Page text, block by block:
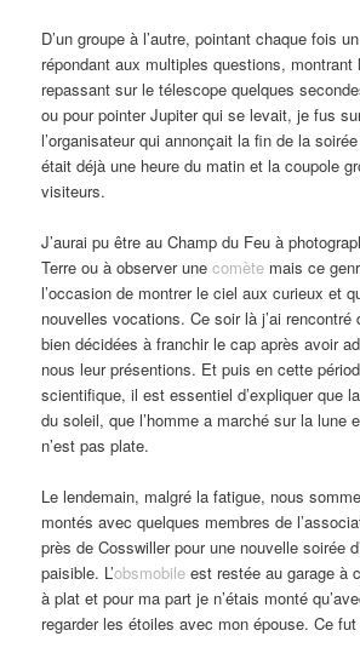
D’un groupe à l’autre, pointant chaque fois
répondant aux multiples questions, montrant
repassant sur le télescope quelques
ou pour pointer Jupiter qui se levait, je fus
l’organisateur qui annonçait la fin de la
était déjà une heure du matin et la coupole
visiteurs.
J’aurai pu être au Champ du Feu à
Terre ou à observer unecomète mais ce
l’occasion de montrer le ciel aux curieux et
nouvelles vocations. Ce soir là j’ai rencontré
bien décidées à franchir le cap après avoir
nous leur présentions. Et puis en cette
scientifique, il est essentiel d’expliquer que
du soleil, que l’homme a marché sur la lune
n’est pas plate.
Le lendemain, malgré la fatigue, nous
montés avec quelques membres de
près de Cosswiller pour une nouvelle soirée
paisible. L’obsmobile est restée au garage à
à plat et pour ma part je n’étais monté
regarder les étoiles avec mon épouse. Ce